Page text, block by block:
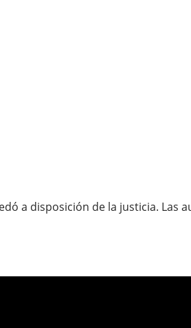
a disposición de la justicia. Las